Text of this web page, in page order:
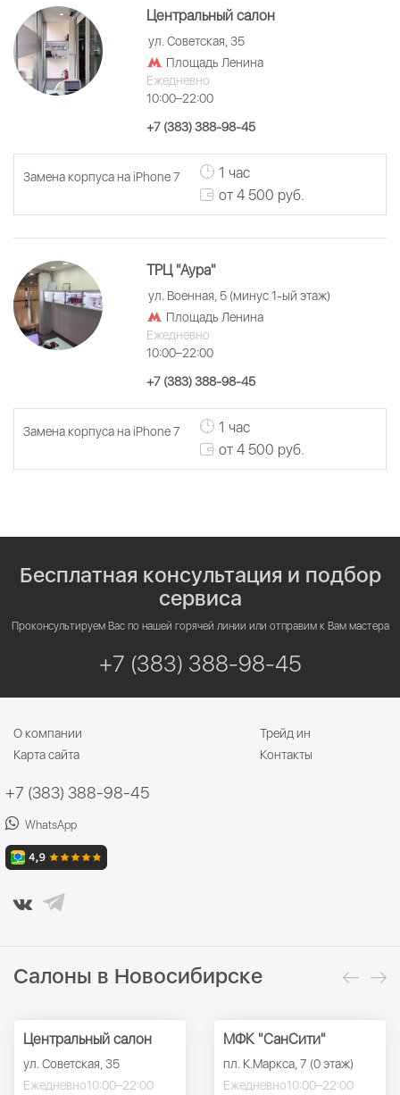
Центральный салон
ул. Советская, 35
Площадь Ленина
Ежедневно
10:00–22:00
+7 (383) 388-98-45
Замена корпуса на iPhone 7
1 час
от 4 500 руб.
ТРЦ "Аура"
ул. Военная, 5 (минус 1-ый этаж)
Площадь Ленина
Ежедневно
10:00–22:00
+7 (383) 388-98-45
Замена корпуса на iPhone 7
1 час
от 4 500 руб.
Бесплатная консультация и подбор
сервиса
Проконсультируем Вас по нашей горячей линии или отправим к Вам мастера
+7 (383) 388-98-45
О компании
Трейд ин
Карта сайта
Контакты
+7 (383) 388-98-45
WhatsApp
Салоны в Новосибирске
Центральный салон
ул. Советская, 35
Ежедневно10:00–22:00
МФК "СанСити"
пл. К.Маркса, 7 (0 этаж)
Ежедневно10:00–22:00